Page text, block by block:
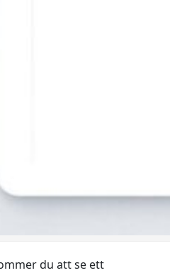
du att se ett